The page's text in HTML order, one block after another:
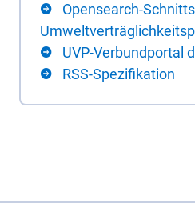
Opensearch-
UVP-Verbundportal
RSS-Spezifikation